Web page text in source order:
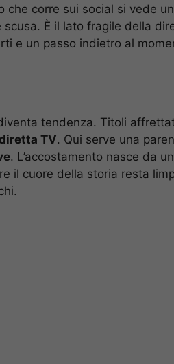
corre sui social si vede
È il lato fragile della
e un passo indietro al
tendenza. Titoli
TV. Qui serve una
. L’accostamento nasce da un
il cuore della storia resta